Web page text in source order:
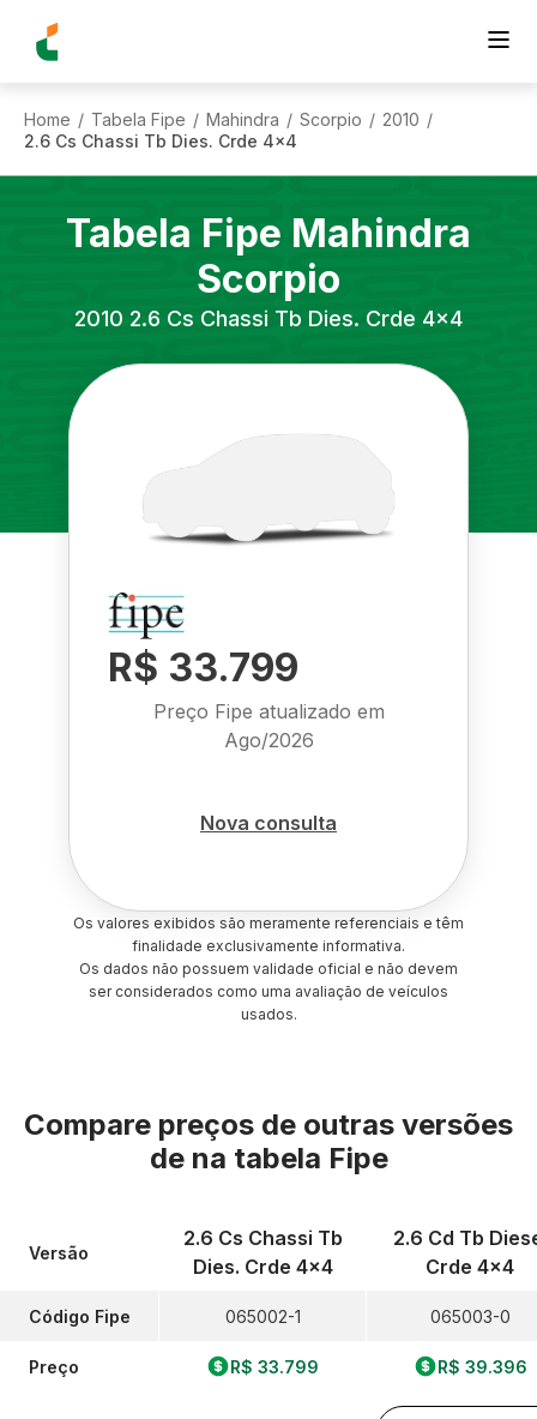
Home / Tabela Fipe / Mahindra / Scorpio / 2010 /
2.6 Cs Chassi Tb Dies. Crde 4x4
Tabela Fipe Mahindra
Scorpio
2010 2.6 Cs Chassi Tb Dies. Crde 4x4
R$ 33.799
Preço Fipe atualizado em
Ago/2026
Nova consulta
Os valores exibidos são meramente referenciais e têm
finalidade exclusivamente informativa.
Os dados não possuem validade oficial e não devem
ser considerados como uma avaliação de veículos
usados.
Compare preços de outras versões
de na tabela Fipe
Versão
Código Fipe
Preço
2.6 Cs Chassi Tb
Dies. Crde 4x4
065002-1
R$ 33.799
2.6 Cd Tb
Crde 4x4
065003-0
R$ 39.396